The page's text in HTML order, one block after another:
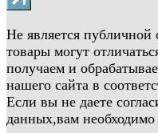
Не является
товары могут
получаем и
нашего сайта в
Если вы не даете
данных,вам